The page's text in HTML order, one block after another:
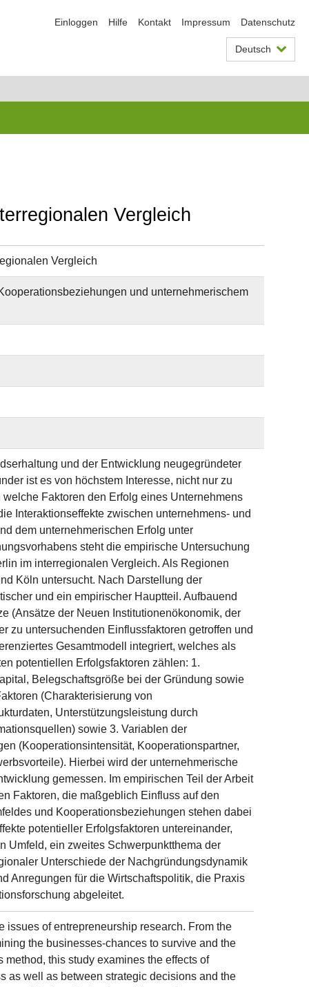
Einloggen Hilfe Kontakt Impressum Datenschutz
Deutsch
Vergleich
Vergleich
und unternehmerischem
und der Entwicklung neugegründeter
ist es von höchstem Interesse, nicht nur zu
Faktoren den Erfolg eines Unternehmens
Interaktionseffekte zwischen unternehmens- und
dem unternehmerischen Erfolg unter
steht die empirische Untersuchung
im interregionalen Vergleich. Als Regionen
Köln untersucht. Nach Darstellung der
und ein empirischer Hauptteil. Aufbauend
(Ansätze der Neuen Institutionenökonomik, der
zu untersuchenden Einflussfaktoren getroffen und
Gesamtmodell integriert, welches als
potentiellen Erfolgsfaktoren zählen: 1.
Belegschaftsgröße bei der Gründung sowie
(Charakterisierung von
Unterstützungsleistung durch
sowie 3. Variablen der
(Kooperationsintensität, Kooperationspartner,
Hierbei wird der unternehmerische
gemessen. Im empirischen Teil der Arbeit
Faktoren, die maßgeblich Einfluss auf den
und Kooperationsbeziehungen stehen dabei
potentieller Erfolgsfaktoren untereinander,
Umfeld, ein zweites Schwerpunktthema der
Unterschiede der Nachgründungsdynamik
Anregungen für die Wirtschaftspolitik, die Praxis
abgeleitet.
issues of entrepreneurship research. From the
the businesses-chances to survive and the
this study examines the effects of
as well as between strategic decisions and the